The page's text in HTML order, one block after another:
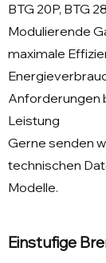
BTG 20P, BTG
Modulierende
maximale
Anforderungen
Leistung
Gerne senden
technischen
Modelle.
Einstufige